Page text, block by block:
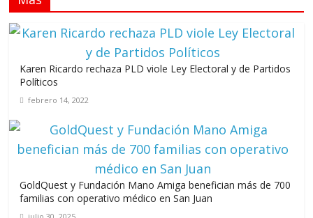
Karen Ricardo rechaza PLD viole Ley Electoral y de Partidos
Políticos
febrero 14, 2022
GoldQuest y Fundación Mano Amiga benefician más de 700
familias con operativo médico en San Juan